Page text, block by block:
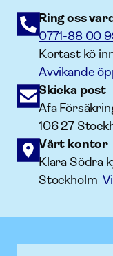
Ring oss
0771-88 00
Kortast kö
Avvikande
Skicka post
Afa
106 27
Vårt kontor
Klara Södra
Stockholm